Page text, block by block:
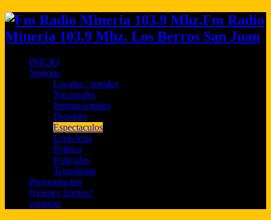
Fm Radio
Mineria 103.9 Mhz. Los Berros San Juan
INICIO
Noticias
Locales / zonales
Nacionales
Internacionales
Deportes
Espectaculos
Economia
Politica
Policiales
Tecnologia
Programación
Quienes Somos?
contacto